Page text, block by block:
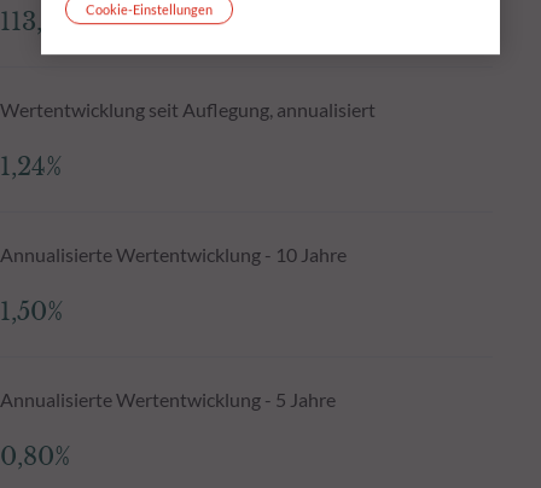
113,00 €
Wertentwicklung seit Auflegung, annualisiert
1,24%
Annualisierte Wertentwicklung - 10 Jahre
1,50%
Annualisierte Wertentwicklung - 5 Jahre
0,80%
Cookie-Einstellungen